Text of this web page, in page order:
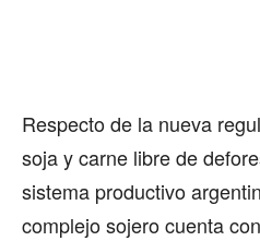
Respecto de la nueva
soja y carne libre de
sistema productivo
complejo sojero cuenta